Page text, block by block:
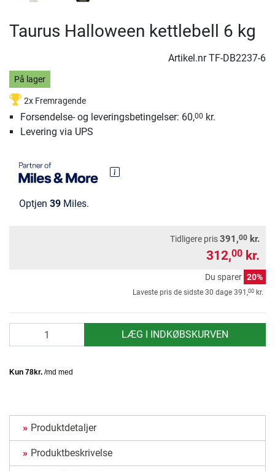
Taurus Halloween kettlebell 6 kg
Artikel.nrTF-DB2237-6
På lager
2x Fremragende
Forsendelse- og leveringsbetingelser: 60,00 kr.
Levering via UPS
Optjen 39 Miles.
Tidligere pris391,00 kr.
312,00 kr.
Du sparer 20%
Laveste pris de sidste 30 dage 391,00 kr.
LÆG I INDKØBSKURVEN
Produktdetaljer
Produktbeskrivelse